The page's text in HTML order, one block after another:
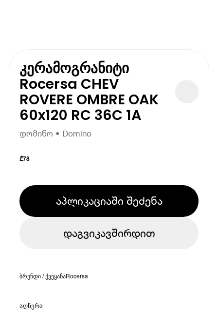
კერამოგრანიტი
Rocersa CHEV
ROVERE OMBRE OAK
60x120 RC 36C 1A
დომინო • Domino
₾78
აპლიკაციაში შეძენა
დაგვიკავშირდით
ბრენდი / ქვეყანაRocersa
აღწერა